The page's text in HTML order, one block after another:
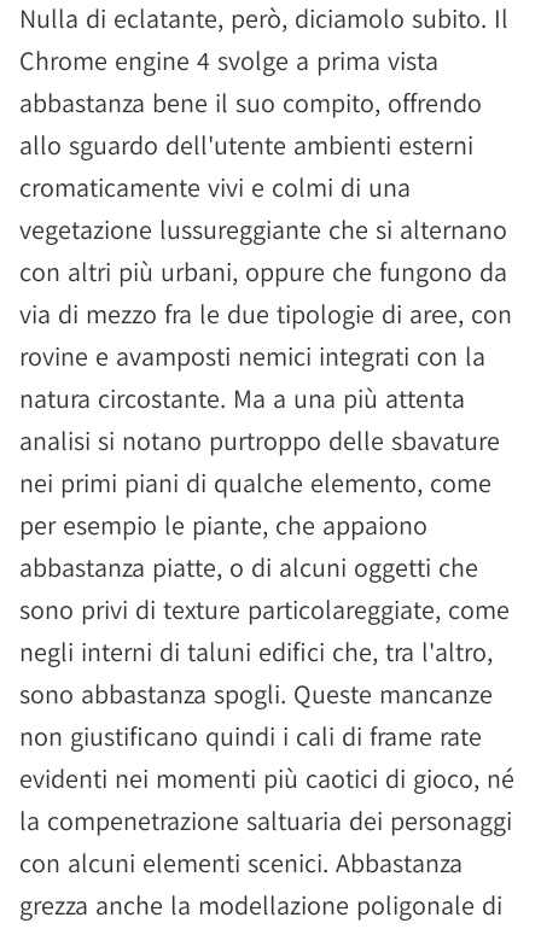
Nulla di eclatante, però, diciamolo subito. Il
Chrome engine 4 svolge a prima vista
abbastanza bene il suo compito, offrendo
allo sguardo dell'utente ambienti esterni
cromaticamente vivi e colmi di una
vegetazione lussureggiante che si alternano
con altri più urbani, oppure che fungono da
via di mezzo fra le due tipologie di aree, con
rovine e avamposti nemici integrati con la
natura circostante. Ma a una più attenta
analisi si notano purtroppo delle sbavature
nei primi piani di qualche elemento, come
per esempio le piante, che appaiono
abbastanza piatte, o di alcuni oggetti che
sono privi di texture particolareggiate, come
negli interni di taluni edifici che, tra l'altro,
sono abbastanza spogli. Queste mancanze
non giustificano quindi i cali di frame rate
evidenti nei momenti più caotici di gioco, né
la compenetrazione saltuaria dei personaggi
con alcuni elementi scenici. Abbastanza
grezza anche la modellazione poligonale di